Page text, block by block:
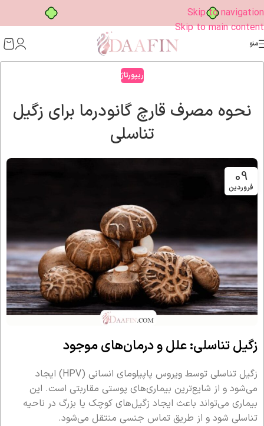
خرید قسطی با ترب‌پیSkip to navigation
Skip to main content
منو
ریپورتاژ
نحوه مصرف قارچ گانودرما برای زگیل
تناسلی
09
فروردین
زگیل تناسلی: علل و درمان‌های موجود
زگیل تناسلی توسط ویروس پاپیلومای انسانی (HPV) ایجاد
می‌شود و از شایع‌ترین بیماری‌های پوستی مقاربتی است. این
بیماری می‌تواند باعث ایجاد زگیل‌های کوچک یا بزرگ در ناحیه
تناسلی شود و از طریق تماس جنسی منتقل می‌شود.